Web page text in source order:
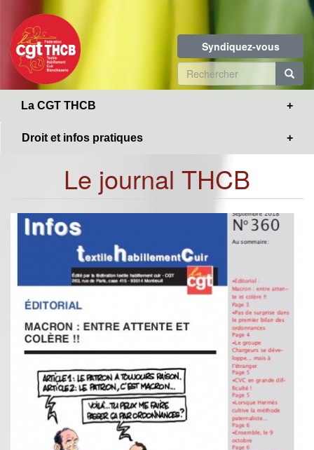
contenu
principal
Syndiquez-vous
Formulaire
de
La CGT THCB
Droit et infos pratiques
Le journal THCB